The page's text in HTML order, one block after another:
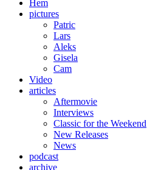
Hem
pictures
Patric
Lars
Aleks
Gisela
Cam
Video
articles
Aftermovie
Interviews
Classic for the Weekend
New Releases
News
podcast
archive